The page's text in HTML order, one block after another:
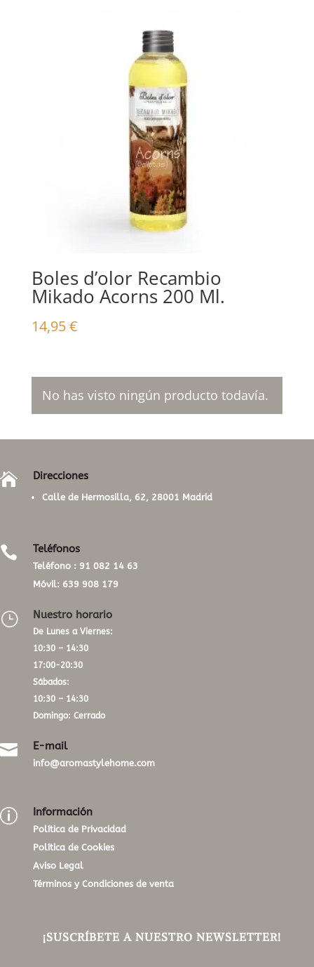
Boles d’olor Recambio
Mikado Acorns 200 Ml.
14,95€
No has visto ningún producto todavía.
 Direcciones
Calle de Hermosilla, 62, 28001 Madrid
 Teléfonos
Teléfono : 91 082 14 63
Móvil: 639 908 179
} Nuestro horario
De Lunes a Viernes:
10:30 – 14:30
17:00-20:30
Sábados:
10:30 – 14:30
Domingo: Cerrado
 E-mail
info@aromastylehome.com
p Información
Política de Privacidad
Política de Cookies
Aviso Legal
Términos y Condiciones de venta
¡SUSCRÍBETE A NUESTRO NEWSLETTER!